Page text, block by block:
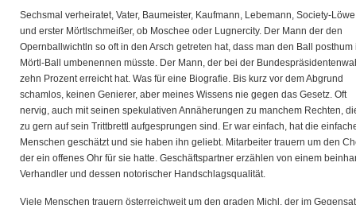
Sechsmal verheiratet, Vater, Baumeister, Kaufmann, Lebemann, Society-
und erster Mörtlschmeißer, ob Moschee oder Lugnercity. Der Mann der den
Opernballwichtln so oft in den Arsch getreten hat, dass man den Ball posthum
Mörtl-Ball umbenennen müsste. Der Mann, der bei der
zehn Prozent erreicht hat. Was für eine Biografie. Bis kurz vor dem Abgrund
schamlos, keinen Genierer, aber meines Wissens nie gegen das Gesetz. Oft
nervig, auch mit seinen spekulativen Annäherungen zu manchem Rechten,
zu gern auf sein Trittbrettl aufgesprungen sind. Er war einfach, hat die
Menschen geschätzt und sie haben ihn geliebt. Mitarbeiter trauern um den
der ein offenes Ohr für sie hatte. Geschäftspartner erzählen von einem
Verhandler und dessen notorischer Handschlagsqualität.
Viele Menschen trauern österreichweit um den graden Michl, der im